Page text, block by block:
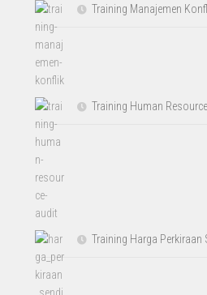
Training Manajemen
Training Human
Training Harga